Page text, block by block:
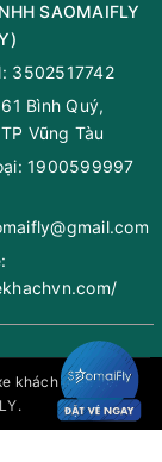
Xem vị trí
Xem vị trí
(1 giờ 20 phút)
Ninh Bình
11 chỗ
(1 giờ 20 phút)
11 chỗ
Chọn mua
SAOMAIFLY
)
3502517742
61 Bình Quý,
Vũng Tàu
1900599997
khách toàn quốc